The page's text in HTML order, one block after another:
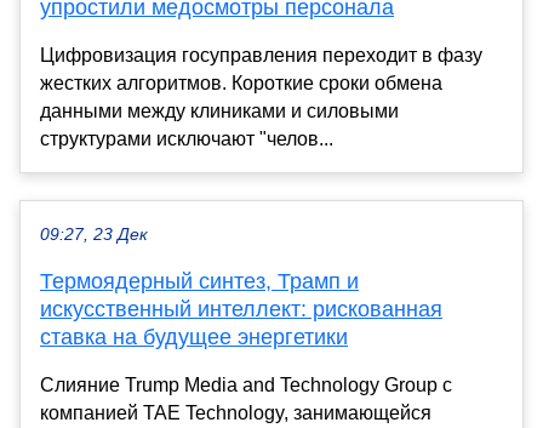
упростили медосмотры персонала
Цифровизация госуправления переходит в фазу
жестких алгоритмов. Короткие сроки обмена
данными между клиниками и силовыми
структурами исключают "челов...
09:27, 23 Дек
Термоядерный синтез, Трамп и
искусственный интеллект: рискованная
ставка на будущее энергетики
Слияние Trump Media and Technology Group с
компанией TAE Technology, занимающейся